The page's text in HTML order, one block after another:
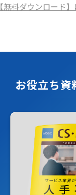
【無料ダウンロード
お役立ち資